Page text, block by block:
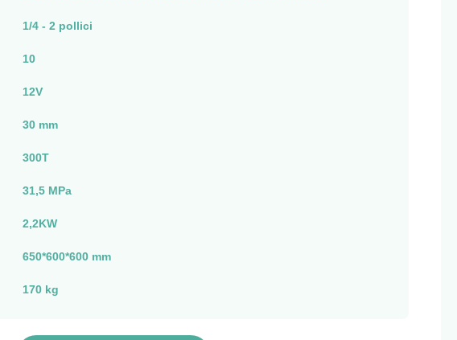
1/4 - 2 pollici
10
12V
30 mm
300T
31,5 MPa
2,2KW
650*600*600 mm
170 kg